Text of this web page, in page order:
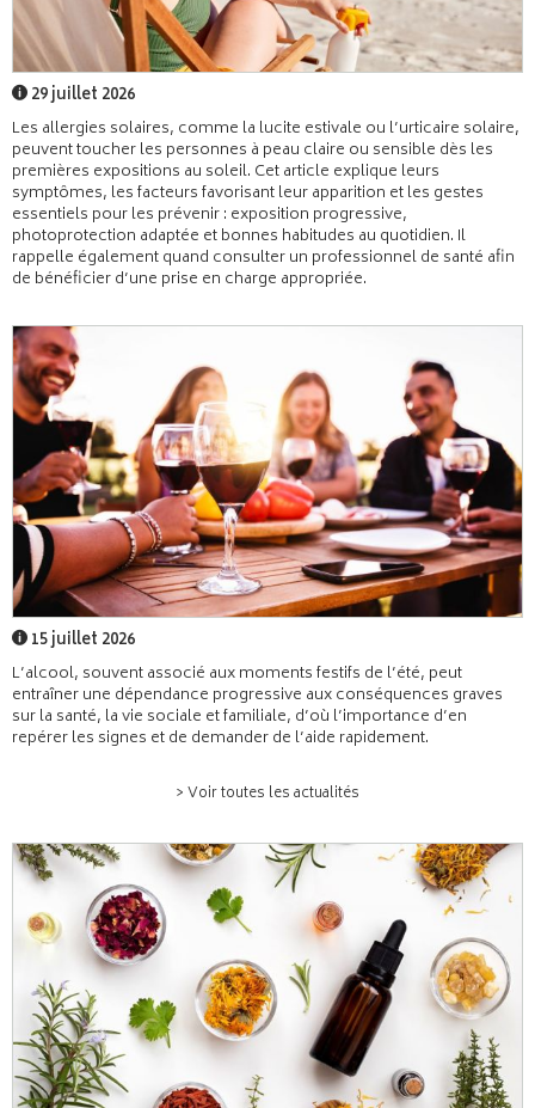
29 juillet 2026
Les allergies solaires, comme la lucite estivale ou l’urticaire solaire,
peuvent toucher les personnes à peau claire ou sensible dès les
premières expositions au soleil. Cet article explique leurs
symptômes, les facteurs favorisant leur apparition et les gestes
essentiels pour les prévenir : exposition progressive,
photoprotection adaptée et bonnes habitudes au quotidien. Il
rappelle également quand consulter un professionnel de santé afin
de bénéficier d’une prise en charge appropriée.
15 juillet 2026
L’alcool, souvent associé aux moments festifs de l’été, peut
entraîner une dépendance progressive aux conséquences graves
sur la santé, la vie sociale et familiale, d’où l’importance d’en
repérer les signes et de demander de l’aide rapidement.
> Voir toutes les actualités